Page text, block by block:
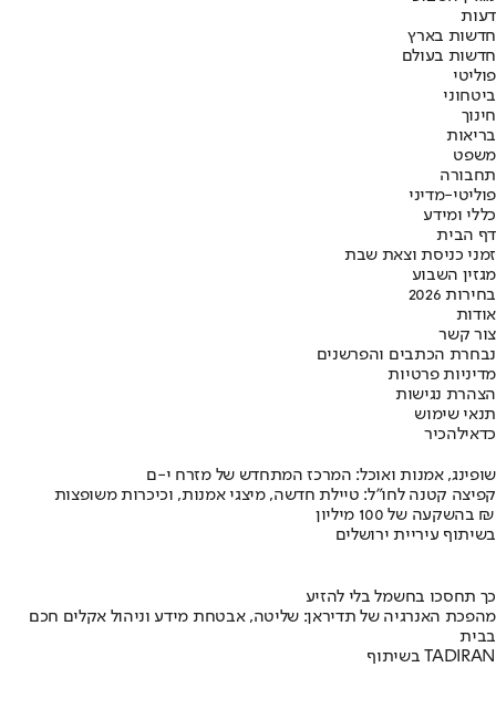
דעות
חדשות בארץ
חדשות בעולם
פוליטי
ביטחוני
חינוך
בריאות
משפט
תחבורה
פוליטי-מדיני
כללי ומידע
דף הבית
זמני כניסת וצאת שבת
מגזין השבוע
בחירות 2026
אודות
צור קשר
נבחרת הכתבים והפרשנים
מדיניות פרטיות
הצהרת נגישות
תנאי שימוש
כדאילהכיר
שופינג, אמנות ואוכל: המרכז המתחדש של מזרח י-ם
קפיצה קטנה לחו"ל: טיילת חדשה, מיצגי אמנות, וכיכרות משופצות
בהשקעה של 100 מיליון ₪
בשיתוף עיריית ירושלים
כך תחסכו בחשמל בלי להזיע
מהפכת האנרגיה של תדיראן: שליטה, אבטחת מידע וניהול אקלים חכם
בבית
בשיתוף TADIRAN